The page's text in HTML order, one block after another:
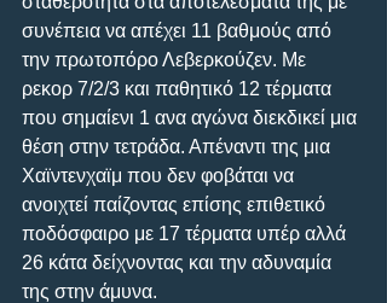
συνέπεια να απέχει 11 βαθμούς από
την πρωτοπόρο Λεβερκούζεν. Με
ρεκορ 7/2/3 και παθητικό 12 τέρματα
που σημαίενι 1 ανα αγώνα διεκδικεί μια
θέση στην τετράδα. Απέναντι της μια
Χαϊντενχαϊμ που δεν φοβάται να
ανοιχτεί παίζοντας επίσης επιθετικό
ποδόσφαιρο με 17 τέρματα υπέρ αλλά
26 κάτα δείχνοντας και την αδυναμία
της στην άμυνα.